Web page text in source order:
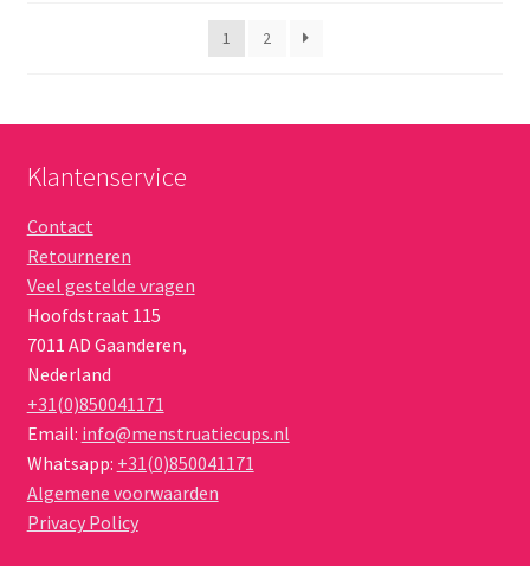
1
2
Klantenservice
Contact
Retourneren
Veel gestelde vragen
Hoofdstraat 115
7011 AD Gaanderen,
Nederland
+31(0)850041171
Email: info@menstruatiecups.nl
Whatsapp: +31(0)850041171
Algemene voorwaarden
Privacy Policy